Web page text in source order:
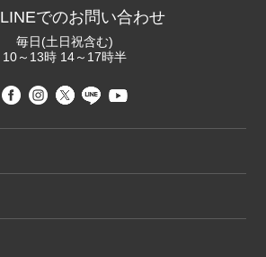
LINEでのお問い合わせ
毎日(土日祝含む)
10～13時 14～17時半